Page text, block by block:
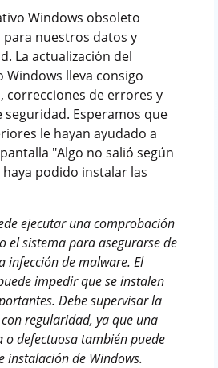
Windows obsoleto
nuestros datos y
La actualización del
lleva consigo
correcciones de errores y
seguridad. Esperamos que
le hayan ayudado a
"Algo no salió según
podido instalar las
ejecutar una comprobación
el sistema para asegurarse de
infección de malware. El
impedir que se instalen
Debe supervisar la
regularidad, ya que una
defectuosa también puede
instalación de Windows.